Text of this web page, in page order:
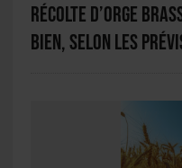
Récolte d’orge
bien, selon les